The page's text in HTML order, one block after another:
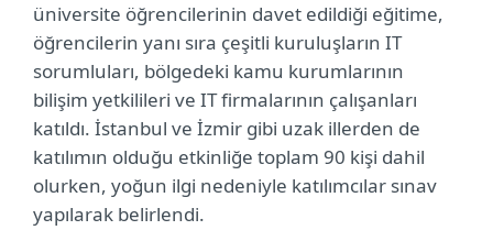
üniversite öğrencilerinin davet edildiği eğitime,
öğrencilerin yanı sıra çeşitli kuruluşların IT
sorumluları, bölgedeki kamu kurumlarının
bilişim yetkilileri ve IT firmalarının çalışanları
katıldı. İstanbul ve İzmir gibi uzak illerden de
katılımın olduğu etkinliğe toplam 90 kişi dahil
olurken, yoğun ilgi nedeniyle katılımcılar sınav
yapılarak belirlendi.